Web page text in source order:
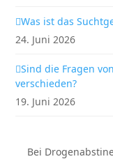
Was ist das
24. Juni 2026
Sind die Fragen
verschieden?
19. Juni 2026
Bei